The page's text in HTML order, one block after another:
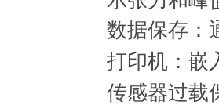
数据保存：
打印机：嵌
传感器过载